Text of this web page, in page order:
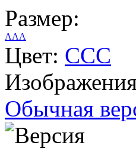
Размер:
AAA
Цвет: CCC
Обычная